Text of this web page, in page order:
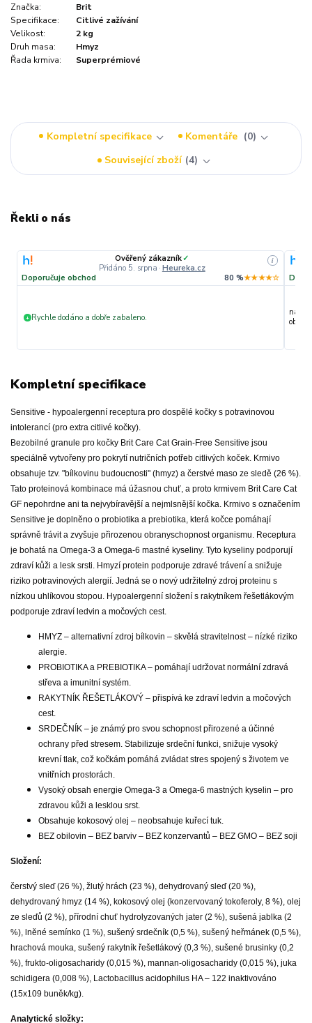
Značka:
Brit
Specifikace:
Citlivé zažívání
Velikost:
2 kg
Druh masa:
Hmyz
Řada krmiva:
Superprémiové
Kompletní specifikace Komentáře
0
Související zboží 4
Řekli o nás
Ověřený zákazník✓
Přidáno 5. srpna · Heureka.cz
i
Doporučuje obchod 80 %★★★★☆
+ Rychle dodáno a dobře zabaleno.
Kompletní specifikace
Sensitive - hypoalergenní receptura pro dospělé kočky s potravinovou
intolerancí (pro extra citlivé kočky).
Bezobilné granule pro kočky Brit Care Cat Grain-Free Sensitive jsou
speciálně vytvořeny pro pokrytí nutričních potřeb citlivých koček. Krmivo
obsahuje tzv. "bílkovinu budoucnosti" (hmyz) a čerstvé maso ze sledě (26 %).
Tato proteinová kombinace má úžasnou chuť, a proto krmivem Brit Care Cat
GF nepohrdne ani ta nejvybíravější a nejmlsnější kočka. Krmivo s označením
Sensitive je doplněno o probiotika a prebiotika, která kočce pomáhají
správně trávit a zvyšuje přirozenou obranyschopnost organismu. Receptura
je bohatá na Omega-3 a Omega-6 mastné kyseliny. Tyto kyseliny podporují
zdraví kůži a lesk srsti. Hmyzí protein podporuje zdravé trávení a snižuje
riziko potravinových alergií. Jedná se o nový udržitelný zdroj proteinu s
nízkou uhlíkovou stopou. Hypoalergenní složení s rakytníkem řešetlákovým
podporuje zdraví ledvin a močových cest.
HMYZ – alternativní zdroj bílkovin – skvělá stravitelnost – nízké riziko
alergie.
PROBIOTIKA a PREBIOTIKA – pomáhají udržovat normální zdravá
střeva a imunitní systém.
RAKYTNÍK ŘEŠETLÁKOVÝ – přispívá ke zdraví ledvin a močových
cest.
SRDEČNÍK – je známý pro svou schopnost přirozené a účinné
ochrany před stresem. Stabilizuje srdeční funkci, snižuje vysoký
krevní tlak, což kočkám pomáhá zvládat stres spojený s životem ve
vnitřních prostorách.
Vysoký obsah energie Omega-3 a Omega-6 mastných kyselin – pro
zdravou kůži a lesklou srst.
Obsahuje kokosový olej – neobsahuje kuřecí tuk.
BEZ obilovin – BEZ barviv – BEZ konzervantů – BEZ GMO – BEZ soji
Složení:
čerstvý sleď (26 %), žlutý hrách (23 %), dehydrovaný sleď (20 %),
dehydrovaný hmyz (14 %), kokosový olej (konzervovaný tokoferoly, 8 %), olej
ze sleďů (2 %), přírodní chuť hydrolyzovaných jater (2 %), sušená jablka (2
%), lněné semínko (1 %), sušený srdečník (0,5 %), sušený heřmánek (0,5 %),
hrachová mouka, sušený rakytník řešetlákový (0,3 %), sušené brusinky (0,2
%), frukto-oligosacharidy (0,015 %), mannan-oligosacharidy (0,015 %), juka
schidigera (0,008 %), Lactobacillus acidophilus HA – 122 inaktivováno
(15x109 buněk/kg).
Analytické složky: